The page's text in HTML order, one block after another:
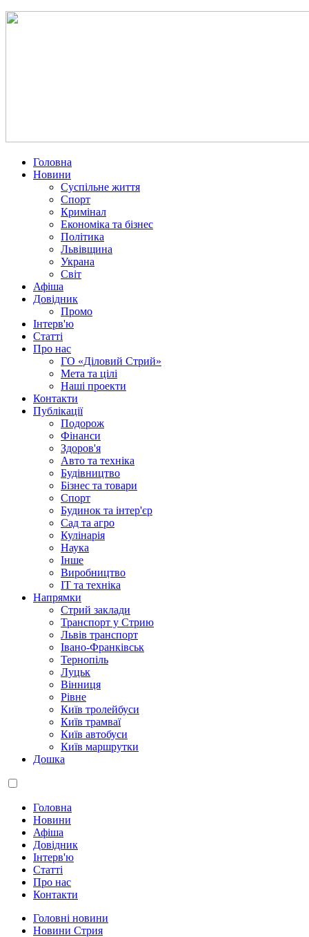
Головна
Новини
Суспільне життя
Спорт
Кримінал
Економіка та бізнес
Політика
Львівщина
Украна
Світ
Афіша
Довідник
Промо
Інтерв'ю
Статті
Про нас
ГО «Діловий Стрий»
Мета та цілі
Наші проекти
Контакти
Публікації
Подорож
Фінанси
Здоров'я
Авто та техніка
Будівництво
Бізнес та товари
Спорт
Будинок та інтер'єр
Сад та агро
Кулінарія
Наука
Інше
Виробництво
IT та техніка
Напрямки
Стрий заклади
Транспорт у Стрию
Львів транспорт
Івано-Франківськ
Тернопіль
Луцьк
Вінниця
Рівне
Київ тролейбуси
Київ трамваї
Київ автобуси
Київ маршрутки
Дошка
Головна
Новини
Афіша
Довідник
Інтерв'ю
Статті
Про нас
Контакти
Головні новини
Новини Стрия